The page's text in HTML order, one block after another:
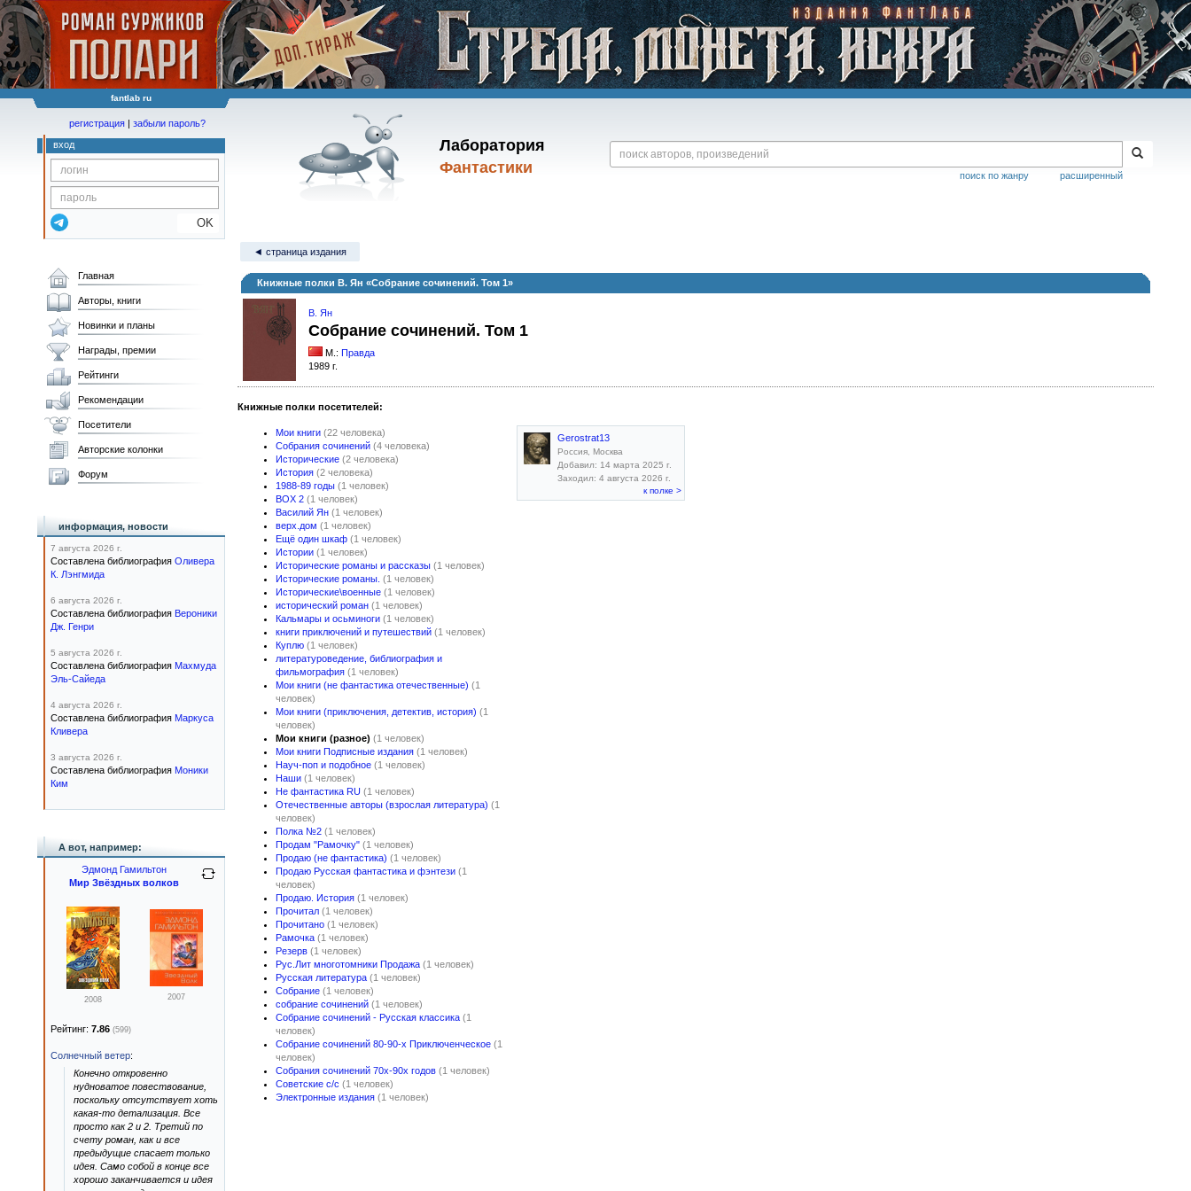
fantlab ru
Лаборатория
Фантастики
расширенный
поиск по жанру
регистрация | забыли пароль?
вход
OK
◄ страница издания
Книжные полки В. Ян «Собрание сочинений. Том 1»
В. Ян
Собрание сочинений. Том 1
М.: Правда
1989 г.
Книжные полки посетителей:
Мои книги (22 человека)
Собрания сочинений (4 человека)
Исторические (2 человека)
История (2 человека)
1988-89 годы (1 человек)
BOX 2 (1 человек)
Василий Ян (1 человек)
верх.дом (1 человек)
Ещё один шкаф (1 человек)
Истории (1 человек)
Исторические романы и рассказы (1 человек)
Исторические романы. (1 человек)
Исторические\военные (1 человек)
исторический роман (1 человек)
Кальмары и осьминоги (1 человек)
книги приключений и путешествий (1 человек)
Куплю (1 человек)
литературоведение, библиография и
фильмография (1 человек)
Мои книги (не фантастика отечественные) (1
человек)
Мои книги (приключения, детектив, история) (1
человек)
Мои книги (разное) (1 человек)
Мои книги Подписные издания (1 человек)
Науч-поп и подобное (1 человек)
Наши (1 человек)
Не фантастика RU (1 человек)
Отечественные авторы (взрослая литература) (1
человек)
Полка №2 (1 человек)
Продам "Рамочку" (1 человек)
Продаю (не фантастика) (1 человек)
Продаю Русская фантастика и фэнтези (1
человек)
Продаю. История (1 человек)
Прочитал (1 человек)
Прочитано (1 человек)
Рамочка (1 человек)
Резерв (1 человек)
Рус.Лит многотомники Продажа (1 человек)
Русская литература (1 человек)
Собрание (1 человек)
собрание сочинений (1 человек)
Собрание сочинений - Русская классика (1
человек)
Собрание сочинений 80-90-х Приключенческое (1
человек)
Собрания сочинений 70х-90х годов (1 человек)
Советские с/с (1 человек)
Электронные издания (1 человек)
Gerostrat13
Россия, Москва
Добавил: 14 марта 2025 г.
Заходил: 4 августа 2026 г.
к полке >
Главная
Авторы, книги
Новинки и планы
Награды, премии
Рейтинги
Рекомендации
Посетители
Авторские колонки
Форум
информация, новости
7 августа 2026 г.
Составлена библиография Оливера
К. Лэнгмида
6 августа 2026 г.
Составлена библиография Вероники
Дж. Генри
5 августа 2026 г.
Составлена библиография Махмуда
Эль-Сайеда
4 августа 2026 г.
Составлена библиография Маркуса
Кливера
3 августа 2026 г.
Составлена библиография Моники
Ким
А вот, например:
Эдмонд Гамильтон
Мир Звёздных волков
2008 2007
Рейтинг: 7.86 (599)
Солнечный ветер:
Конечно откровенно
нудноватое повествование,
поскольку отсутствует хоть
какая-то детализация. Все
просто как 2 и 2. Третий по
счету роман, как и все
предыдущие спасает только
идея. Само собой в конце все
хорошо заканчивается и идея